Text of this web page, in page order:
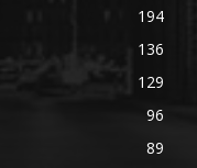
194
136
129
96
89